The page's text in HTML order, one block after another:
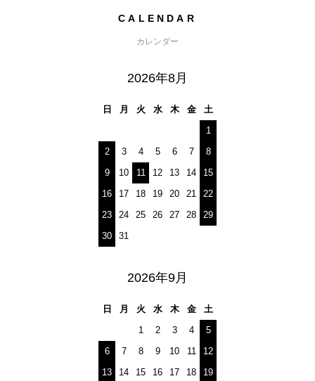
CALENDAR
カレンダー
2026年8月
日 月 火 水 木 金
土
1
2
3 4 5 6 7
8
9
10 11 12 13 14
15
16
17 18 19 20 21
22
23
24 25 26 27 28
29
30
31
2026年9月
日 月 火 水 木 金
土
1
2 3 4
5
6
7 8 9 10 11
12
13
14 15 16 17 18
19